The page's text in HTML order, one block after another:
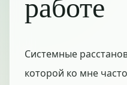
Системные
которой ко мне